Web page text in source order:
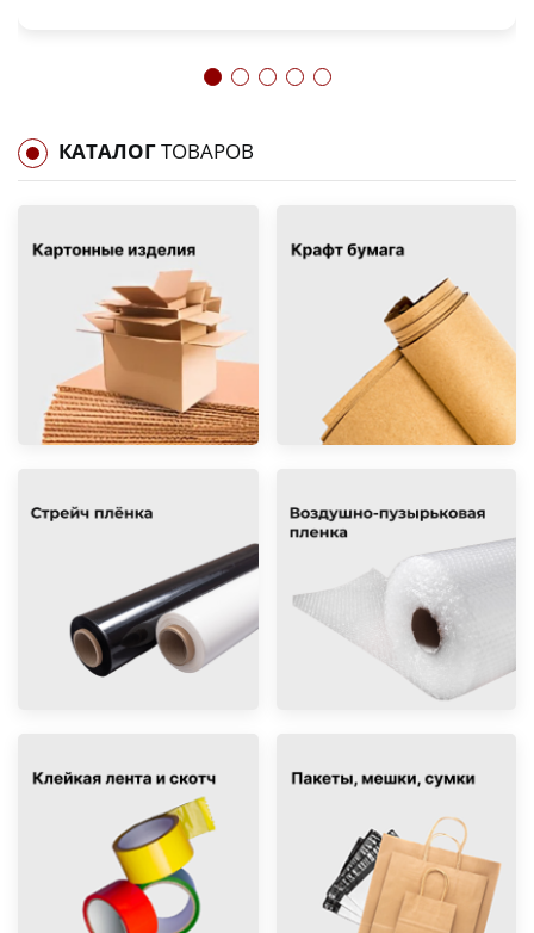
КАТАЛОГТОВАРОВ